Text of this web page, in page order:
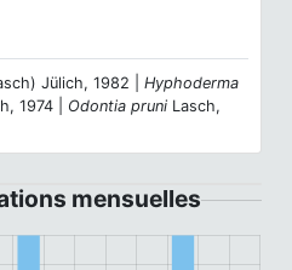
Jülich, 1982 | Hyphoderma
1974 | Odontia pruni Lasch,
mensuelles